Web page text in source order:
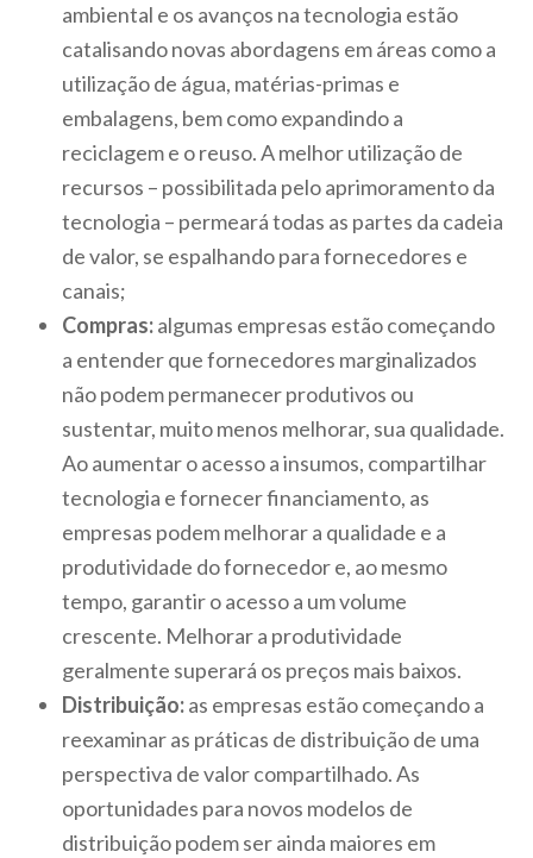
ambiental e os avanços na tecnologia estão
catalisando novas abordagens em áreas como a
utilização de água, matérias-primas e
embalagens, bem como expandindo a
reciclagem e o reuso. A melhor utilização de
recursos – possibilitada pelo aprimoramento da
tecnologia – permeará todas as partes da cadeia
de valor, se espalhando para fornecedores e
canais;
Compras:algumas empresas estão começando
a entender que fornecedores marginalizados
não podem permanecer produtivos ou
sustentar, muito menos melhorar, sua qualidade.
Ao aumentar o acesso a insumos, compartilhar
tecnologia e fornecer financiamento, as
empresas podem melhorar a qualidade e a
produtividade do fornecedor e, ao mesmo
tempo, garantir o acesso a um volume
crescente. Melhorar a produtividade
geralmente superará os preços mais baixos.
Distribuição:as empresas estão começando a
reexaminar as práticas de distribuição de uma
perspectiva de valor compartilhado. As
oportunidades para novos modelos de
distribuição podem ser ainda maiores em